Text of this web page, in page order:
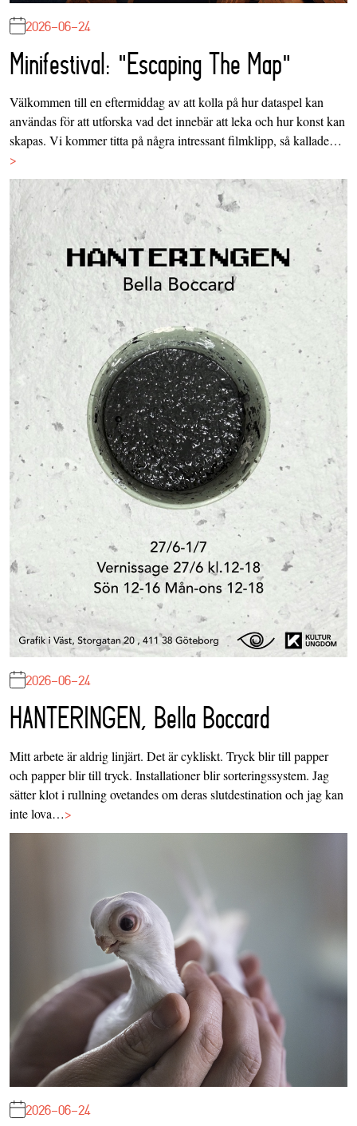
2026-06-24
Minifestival: "Escaping The Map"
Välkommen till en eftermiddag av att kolla på hur dataspel kan
användas för att utforska vad det innebär att leka och hur konst kan
skapas. Vi kommer titta på några intressant filmklipp, så kallade…
>
2026-06-24
HANTERINGEN, Bella Boccard
Mitt arbete är aldrig linjärt. Det är cykliskt. Tryck blir till papper
och papper blir till tryck. Installationer blir sorteringssystem. Jag
sätter klot i rullning ovetandes om deras slutdestination och jag kan
inte lova…>
2026-06-24